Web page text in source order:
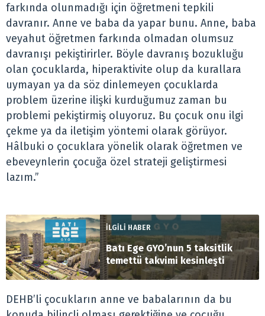
farkında olunmadığı için öğretmeni tepkili
davranır. Anne ve baba da yapar bunu. Anne, baba
veyahut öğretmen farkında olmadan olumsuz
davranışı pekiştirirler. Böyle davranış bozukluğu
olan çocuklarda, hiperaktivite olup da kurallara
uymayan ya da söz dinlemeyen çocuklarda
problem üzerine ilişki kurduğumuz zaman bu
problemi pekiştirmiş oluyoruz. Bu çocuk onu ilgi
çekme ya da iletişim yöntemi olarak görüyor.
Hâlbuki o çocuklara yönelik olarak öğretmen ve
ebeveynlerin çocuğa özel strateji geliştirmesi
lazım.”
İLGİLİ HABER
Batı Ege GYO’nun 5 taksitlik
temettü takvimi kesinleşti
DEHB’li çocukların anne ve babalarının da bu